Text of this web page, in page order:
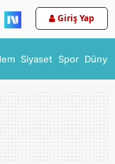
Giriş Yap
Siyaset Spor Dünya